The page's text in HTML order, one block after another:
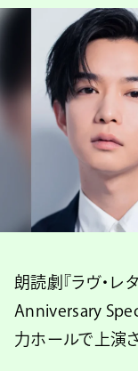
朗読劇『ラヴ・
Anniversary
力ホールで上演さ